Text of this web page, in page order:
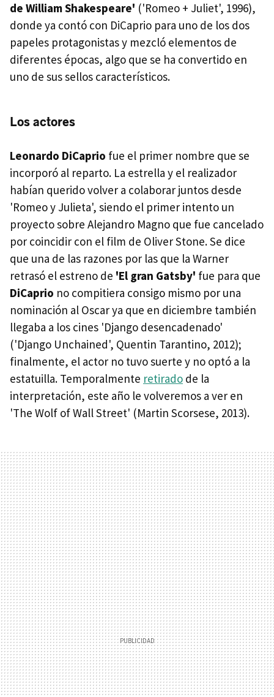
de William Shakespeare' ('Romeo + Juliet', 1996),
donde ya contó con DiCaprio para uno de los dos
papeles protagonistas y mezcló elementos de
diferentes épocas, algo que se ha convertido en
uno de sus sellos característicos.
Los actores
Leonardo DiCaprio fue el primer nombre que se
incorporó al reparto. La estrella y el realizador
habían querido volver a colaborar juntos desde
'Romeo y Julieta', siendo el primer intento un
proyecto sobre Alejandro Magno que fue cancelado
por coincidir con el film de Oliver Stone. Se dice
que una de las razones por las que la Warner
retrasó el estreno de 'El gran Gatsby' fue para que
DiCaprio no compitiera consigo mismo por una
nominación al Oscar ya que en diciembre también
llegaba a los cines 'Django desencadenado'
('Django Unchained', Quentin Tarantino, 2012);
finalmente, el actor no tuvo suerte y no optó a la
estatuilla. Temporalmente retirado de la
interpretación, este año le volveremos a ver en
'The Wolf of Wall Street' (Martin Scorsese, 2013).